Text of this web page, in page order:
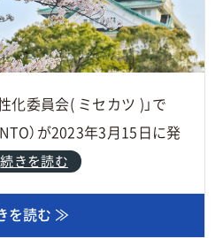
化委員会( ミセカツ )」で
）が2023年3月15日に発
続きを読む
を読む ≫